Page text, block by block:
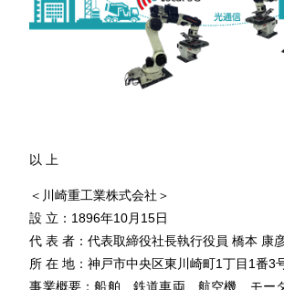
以 上
＜川崎重工業株式会社＞
設 立：1896年10月15日
代 表 者：代表取締役社長執行役員 橋本 康
所 在 地：神戸市中央区東川崎町1丁目1番3
事業概要：船舶、鉄道車両、航空機、モー